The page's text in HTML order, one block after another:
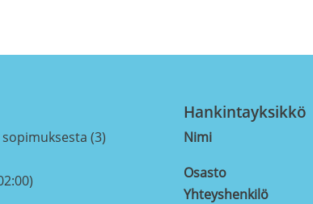
(3)
Hankintayksikkö
Nimi
Osasto
Yhteyshenkilö